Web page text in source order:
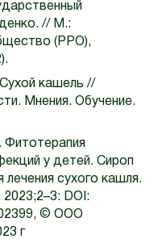
// М.:
(РРО),
кашель //
Мнения. Обучение.
у детей. Сироп
лечения сухого кашля.
2023;2–3: DOI:
© ООО
г